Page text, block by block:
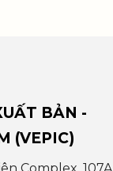
BẢN -
(VEPIC)